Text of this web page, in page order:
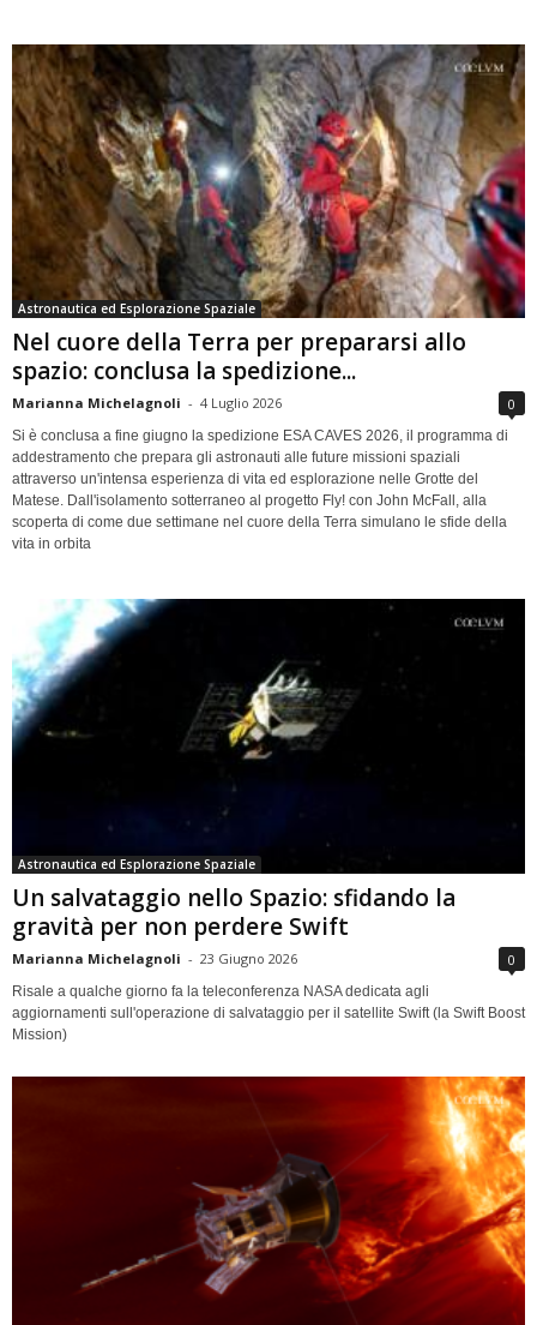
Astronautica ed Esplorazione Spaziale
Nel cuore della Terra per prepararsi allo
spazio: conclusa la spedizione...
Marianna Michelagnoli - 4 Luglio 2026 0
Si è conclusa a fine giugno la spedizione ESA CAVES 2026, il programma di
addestramento che prepara gli astronauti alle future missioni spaziali
attraverso un'intensa esperienza di vita ed esplorazione nelle Grotte del
Matese. Dall'isolamento sotterraneo al progetto Fly! con John McFall, alla
scoperta di come due settimane nel cuore della Terra simulano le sfide della
vita in orbita
Astronautica ed Esplorazione Spaziale
Un salvataggio nello Spazio: sfidando la
gravità per non perdere Swift
Marianna Michelagnoli - 23 Giugno 2026 0
Risale a qualche giorno fa la teleconferenza NASA dedicata agli
aggiornamenti sull'operazione di salvataggio per il satellite Swift (la Swift Boost
Mission)